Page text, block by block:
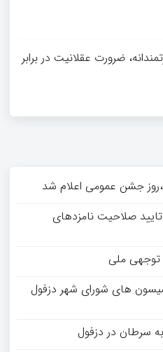
ضرورت عقلانیت در برابر
جشن عمومی اعلام شد
تایید صلاحیت نامزدهای
توجهی ملی
های شورای شهر دزفول
به سرطان در دزفول